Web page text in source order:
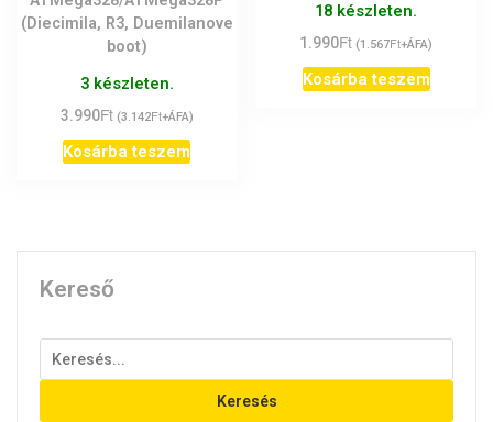
(Diecimila, R3, Duemilanove
boot)
3 készleten.
3.990Ft (3.142Ft+ÁFA)
Kosárba teszem
18 készleten.
1.990Ft (1.567Ft+ÁFA)
Kosárba teszem
Kereső
Keresés